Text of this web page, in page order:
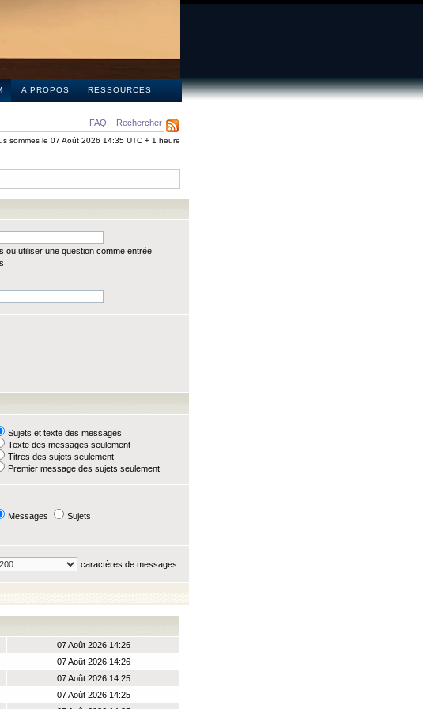
A PROPOS RESSOURCES
FAQ Rechercher
sommes le 07 Août 2026 14:35 UTC + 1 heure
ou utiliser une question comme entrée
Sujets et texte des messages
Texte des messages seulement
Titres des sujets seulement
Premier message des sujets seulement
Messages Sujets
caractères de messages
07 Août 2026 14:26
07 Août 2026 14:26
07 Août 2026 14:25
07 Août 2026 14:25